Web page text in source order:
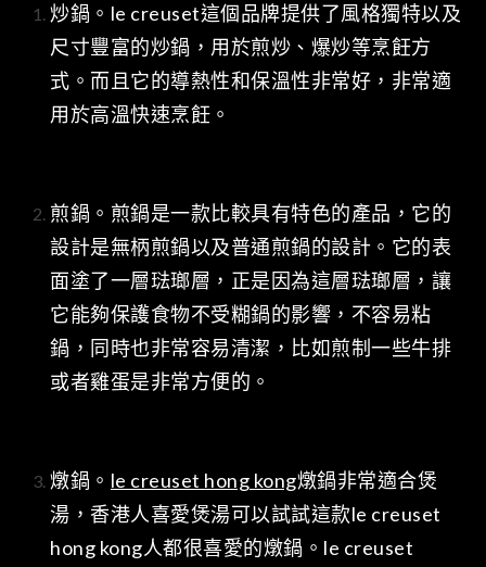
炒鍋。le creuset這個品牌提供了風格獨特以及
尺寸豐富的炒鍋，用於煎炒、爆炒等烹飪方
式。而且它的導熱性和保溫性非常好，非常適
用於高溫快速烹飪。
煎鍋。煎鍋是一款比較具有特色的產品，它的
設計是無柄煎鍋以及普通煎鍋的設計。它的表
面塗了一層琺瑯層，正是因為這層琺瑯層，讓
它能夠保護食物不受糊鍋的影響，不容易粘
鍋，同時也非常容易清潔，比如煎制一些牛排
或者雞蛋是非常方便的。
燉鍋。 le creuset hong kong燉鍋非常適合煲
湯，香港人喜愛煲湯可以試試這款le creuset
hong kong人都很喜愛的燉鍋。le creuset